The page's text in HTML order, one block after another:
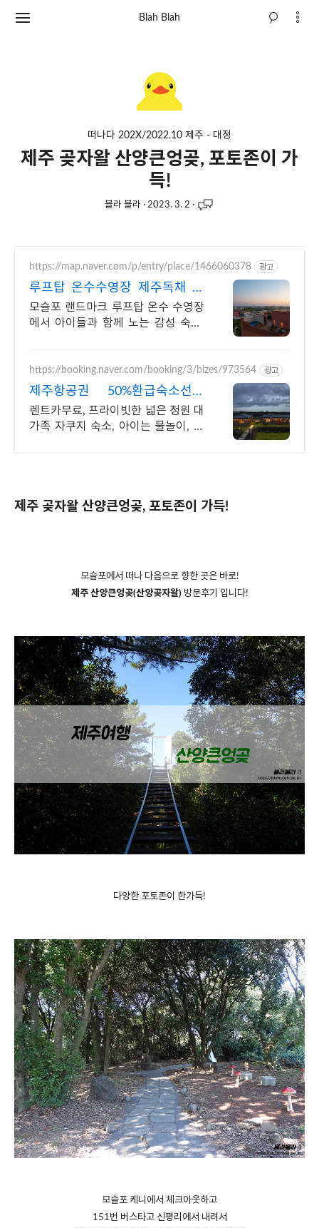
Blah Blah
떠나다 202X/2022.10 제주 - 대정
제주 곶자왈 산양큰엉곶, 포토존이 가
득!
블라 블라 · 2023. 3. 2 ·
https://map.naver.com/p/entry/place/1466060378 광고
루프탑 온수수영장 제주독채 제
주 남쪽 럭셔리 힐링숙소
모슬포 랜드마크 루프탑 온수 수영장
에서 아이들과 함께 노는 감성 숙소,
능 맛집 편의시설
https://booking.naver.com/booking/3/bizes/973564 광고
제주항공권 50%환급숙소선정
렌트카 무료 이벤트중
렌트카무료, 프라이빗한 넓은 정원 대
가족 자쿠지 숙소, 아이는 물놀이, 바
제주 곶자왈 산양큰엉곶, 포토존이 가득!
모슬포에서 떠나 다음으로 향한 곳은 바로!
제주 산양큰엉곶(산양곶자왈) 방문후기 입니다!
다양한 포토존이 한가득!
모슬포 케니에서 체크아웃하고
151번 버스타고 신평리에서 내려서